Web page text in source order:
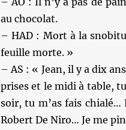
au chocolat.
– HAD : Mort à la
feuille morte. »
– AS : « Jean, il y a dix
prises et le midi à table,
soir, tu m’as fais
Robert De Niro… Je me